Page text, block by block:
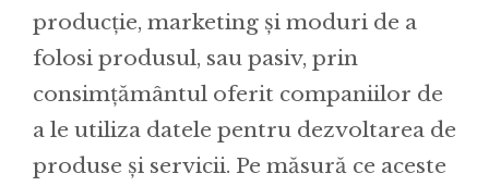
producție, marketing și moduri de a
folosi produsul, sau pasiv, prin
consimțământul oferit companiilor de
a le utiliza datele pentru dezvoltarea de
produse și servicii. Pe măsură ce aceste